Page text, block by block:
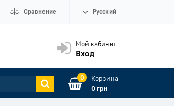
Сравнение Русский
Мой кабинет
Вход
0
Корзина
0 грн